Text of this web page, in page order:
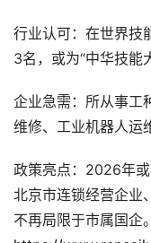
行业认可：在世界技
3名，或为“中华技能
企业急需：所从事工
维修、工业机器人运
政策亮点：2026年
北京市连锁经营企业
不再局限于市属国企